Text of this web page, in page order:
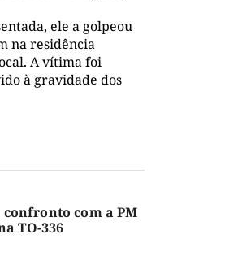
ele a golpeou
na residência
A vítima foi
à gravidade dos
com a PM
TO-336